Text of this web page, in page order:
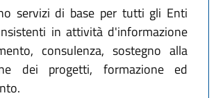
servizi di base per tutti gli Enti
in attività d'informazione
consulenza, sostegno alla
dei progetti, formazione ed